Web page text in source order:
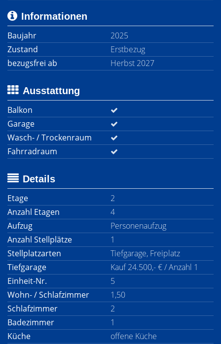
Informationen
Baujahr
2025
Zustand
Erstbezug
bezugsfrei ab
Herbst 2027
Ausstattung
Balkon
Garage
Wasch- / Trockenraum
Fahrradraum
Details
Etage
2
Anzahl Etagen
4
Aufzug
Personenaufzug
Anzahl Stellplätze
1
Stellplatzarten
Tiefgarage, Freiplatz
Tiefgarage
Kauf 24.500,- € / Anzahl 1
Einheit-Nr.
5
Wohn- / Schlafzimmer
1,50
Schlafzimmer
2
Badezimmer
1
Küche
offene Küche